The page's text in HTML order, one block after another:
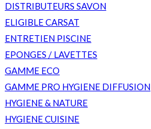
DISTRIBUTEURS SAVON
ELIGIBLE CARSAT
ENTRETIEN PISCINE
EPONGES / LAVETTES
GAMME ECO
GAMME PRO HYGIENE DIFFUSION
HYGIENE & NATURE
HYGIENE CUISINE